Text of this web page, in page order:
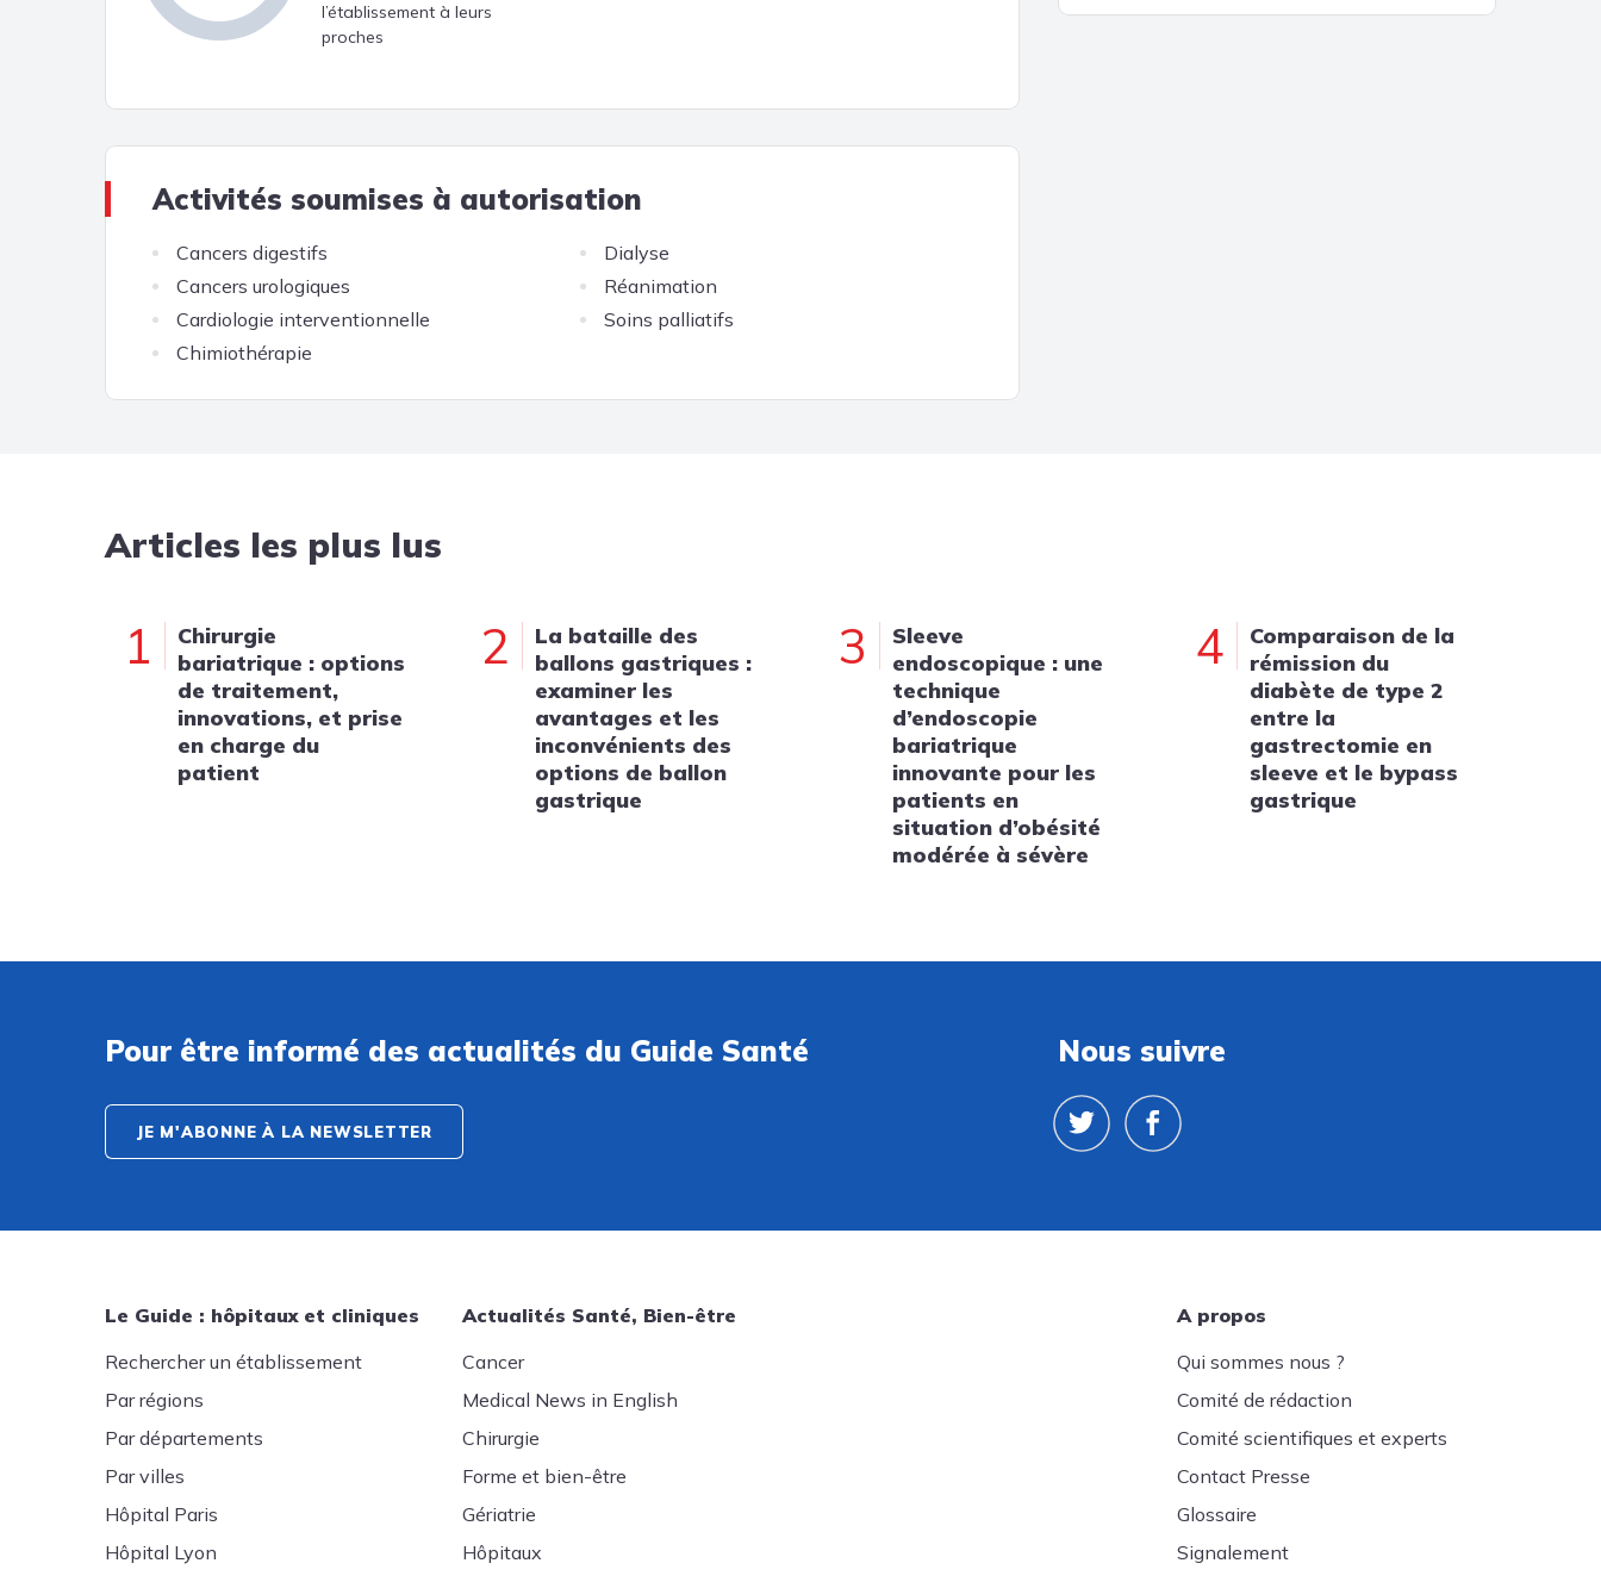
l’établissement à leurs
proches
Activités soumises à autorisation
Cancers digestifs
Cancers urologiques
Cardiologie interventionnelle
Chimiothérapie
Dialyse
Réanimation
Soins palliatifs
Articles les plus lus
1
Chirurgie
bariatrique : options
de traitement,
innovations, et prise
en charge du
patient
2
La bataille des
ballons gastriques :
examiner les
avantages et les
inconvénients des
options de ballon
gastrique
3
Sleeve
endoscopique : une
technique
d’endoscopie
bariatrique
innovante pour les
patients en
situation d’obésité
modérée à sévère
4
Comparaison de la
rémission du
diabète de type 2
entre la
gastrectomie en
sleeve et le bypass
gastrique
Pour être informé des actualités du Guide Santé
JE M'ABONNE À LA NEWSLETTER
Nous suivre
Le Guide : hôpitaux et cliniques
Rechercher un établissement
Par régions
Par départements
Par villes
Hôpital Paris
Hôpital Lyon
Actualités Santé, Bien-être
Cancer
Medical News in English
Chirurgie
Forme et bien-être
Gériatrie
Hôpitaux
A propos
Qui sommes nous ?
Comité de rédaction
Comité scientifiques et experts
Contact Presse
Glossaire
Signalement